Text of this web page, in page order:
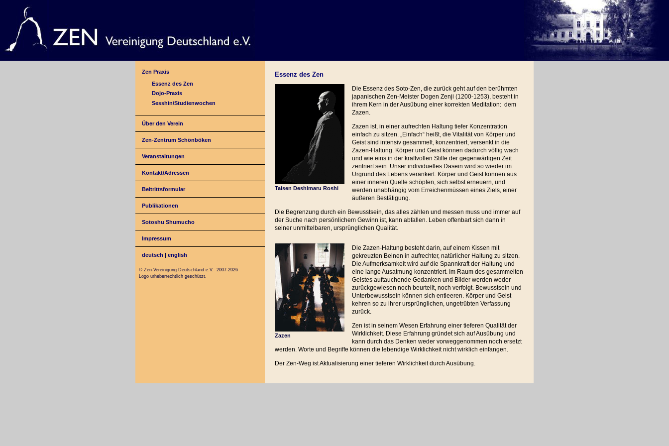
Zen Praxis
Essenz des Zen
Dojo-Praxis
Sesshin/Studienwochen
Über den Verein
Zen-Zentrum Schönböken
Veranstaltungen
Kontakt/Adressen
Beitrittsformular
Publikationen
Sotoshu Shumucho
Impressum
deutsch |english
Essenz des Zen
Taisen Deshimaru Roshi
Die Essenz des Soto-Zen, die zurück geht auf den berühmten
japanischen Zen-Meister Dogen Zenji (1200-1253), besteht in
ihrem Kern in der Ausübung einer korrekten Meditation: dem
Zazen.
Zazen ist, in einer aufrechten Haltung tiefer Konzentration
einfach zu sitzen. „Einfach“ heißt, die Vitalität von Körper und
Geist sind intensiv gesammelt, konzentriert, versenkt in die
Zazen-Haltung. Körper und Geist können dadurch völlig wach
und wie eins in der kraftvollen Stille der gegenwärtigen Zeit
zentriert sein. Unser individuelles Dasein wird so wieder im
Urgrund des Lebens verankert. Körper und Geist können aus
einer inneren Quelle schöpfen, sich selbst erneuern, und
werden unabhängig vom Erreichenmüssen eines Ziels, einer
äußeren Bestätigung.
Die Begrenzung durch ein Bewusstsein, das alles zählen und messen muss und immer auf
der Suche nach persönlichem Gewinn ist, kann abfallen. Leben offenbart sich dann in
seiner unmittelbaren, ursprünglichen Qualität.
Zazen
Die Zazen-Haltung besteht darin, auf einem Kissen mit
gekreuzten Beinen in aufrechter, natürlicher Haltung zu sitzen.
Die Aufmerksamkeit wird auf die Spannkraft der Haltung und
eine lange Ausatmung konzentriert. Im Raum des gesammelten
Geistes auftauchende Gedanken und Bilder werden weder
zurückgewiesen noch beurteilt, noch verfolgt. Bewusstsein und
Unterbewusstsein können sich entleeren. Körper und Geist
kehren so zu ihrer ursprünglichen, ungetrübten Verfassung
zurück.
Zen ist in seinem Wesen Erfahrung einer tieferen Qualität der
Wirklichkeit. Diese Erfahrung gründet sich auf Ausübung und
kann durch das Denken weder vorweggenommen noch ersetzt
werden. Worte und Begriffe können die lebendige Wirklichkeit nicht wirklich einfangen.
Der Zen-Weg ist Aktualisierung einer tieferen Wirklichkeit durch Ausübung.
© Zen-Vereinigung Deutschland e.V. 2007-2026
Logo urheberrechtlich geschützt.